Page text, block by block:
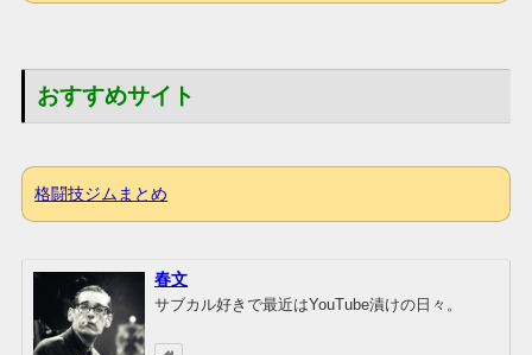
おすすめサイト
格闘技ジムまとめ
春文
サブカル好きで最近はYouTube漬けの日々。